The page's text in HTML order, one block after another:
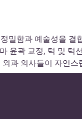
밀함과 예술성을
윤곽 교정, 턱 및
과 의사들이 자연